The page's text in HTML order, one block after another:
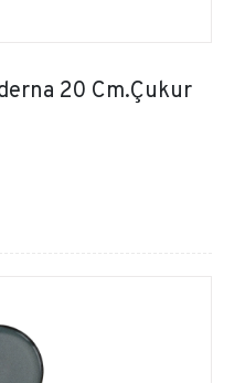
20 Cm.Çukur